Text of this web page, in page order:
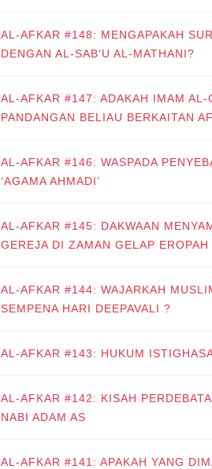
AL-AFKAR #148: MENGAPAKAH
DENGAN AL-SAB‘U AL-MATHANI?
AL-AFKAR #147: ADAKAH IMAM
PANDANGAN BELIAU BERKAITAN
AL-AFKAR #146: WASPADA
‘AGAMA AHMADI’
AL-AFKAR #145: DAKWAAN
GEREJA DI ZAMAN GELAP EROPAH
AL-AFKAR #144: WAJARKAH
SEMPENA HARI DEEPAVALI ?
AL-AFKAR #143: HUKUM
AL-AFKAR #142: KISAH
NABI ADAM AS
AL-AFKAR #141: APAKAH YANG